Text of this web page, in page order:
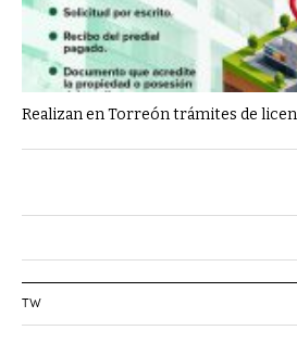
Realizan en Torreón trámites de
TW